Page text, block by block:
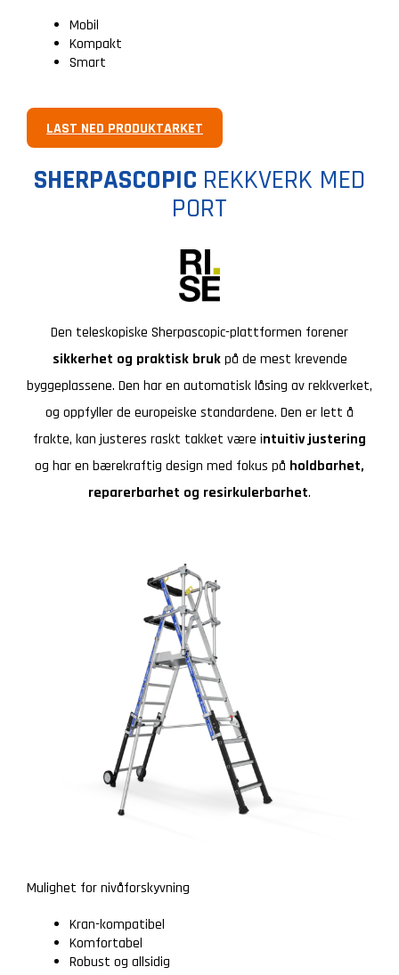
Mobil
Kompakt
Smart
LAST NED PRODUKTARKET
SHERPASCOPIC REKKVERK MED
PORT
Den teleskopiske Sherpascopic-plattformen forener
sikkerhet og praktisk brukpå de mest krevende
byggeplassene. Den har en automatisk låsing av rekkverket,
og oppfyller de europeiske standardene. Den er lett å
frakte, kan justeres raskt takket være intuitiv justering
og har en bærekraftig design med fokus på holdbarhet,
reparerbarhet og resirkulerbarhet.
Mulighet for nivåforskyvning
Kran-kompatibel
Komfortabel
Robust og allsidig